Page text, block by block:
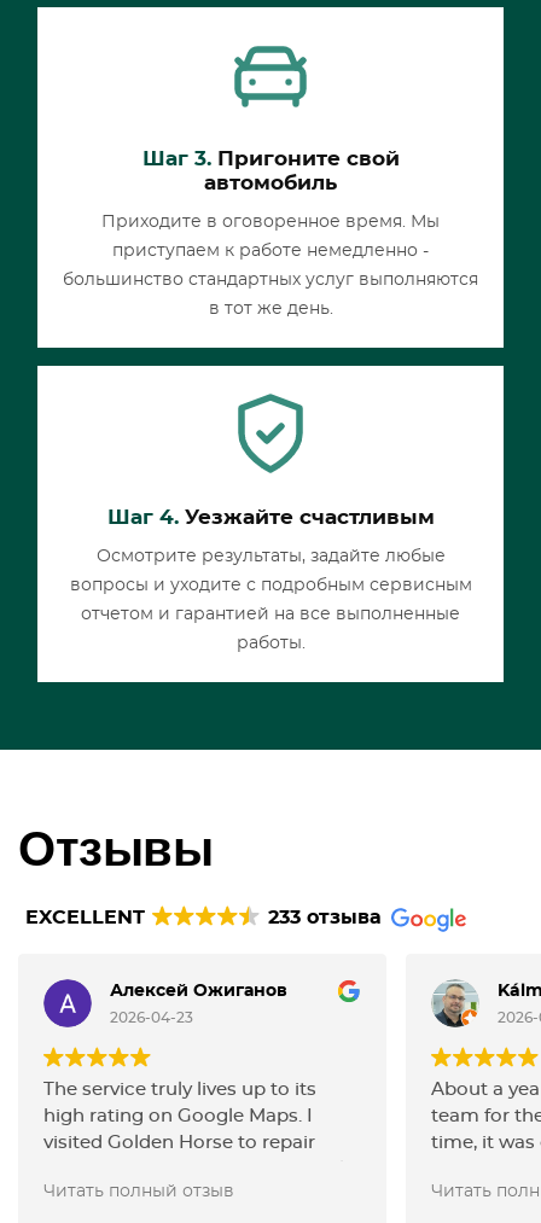
Шаг 3.Пригоните свой
автомобиль
Приходите в оговоренное время. Мы
приступаем к работе немедленно -
большинство стандартных услуг выполняются
в тот же день.
Шаг 4.Уезжайте счастливым
Осмотрите результаты, задайте любые
вопросы и уходите с подробным сервисным
отчетом и гарантией на все выполненные
работы.
Отзывы
EXCELLENT 233 отзыва
Алексей Ожиганов
2026-04-23
The service truly lives up to its
high rating on Google Maps. I
visited Golden Horse to repair
on my Mini Cooper, and the
Читать полный отзыв
About a
team for
time, it was
Читать